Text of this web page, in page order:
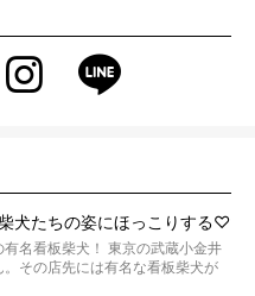
犬たちの姿にほっこりする♡
有名看板柴犬！ 東京の武蔵小金井
その店先には有名な看板柴犬が